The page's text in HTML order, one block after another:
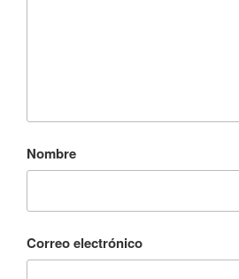
Nombre
Correo electrónico